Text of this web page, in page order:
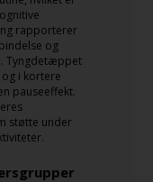
rapporterer
og
Tyngdetæppet
i kortere
pauseeffekt.
støtte under